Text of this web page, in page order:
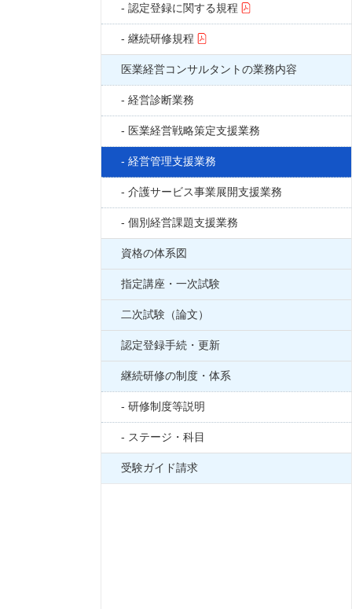
認定登録に関する規程
継続研修規程
医業経営コンサルタントの業務内容
経営診断業務
医業経営戦略策定支援業務
経営管理支援業務
介護サービス事業展開支援業務
個別経営課題支援業務
資格の体系図
指定講座・一次試験
二次試験（論文）
認定登録手続・更新
継続研修の制度・体系
研修制度等説明
ステージ・科目
受験ガイド請求